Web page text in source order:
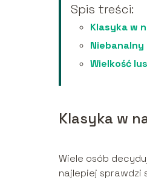
Spis treści:
Klasyka w
Wielkość
Klasyka w
Wiele osób
najlepiej sprawdzi